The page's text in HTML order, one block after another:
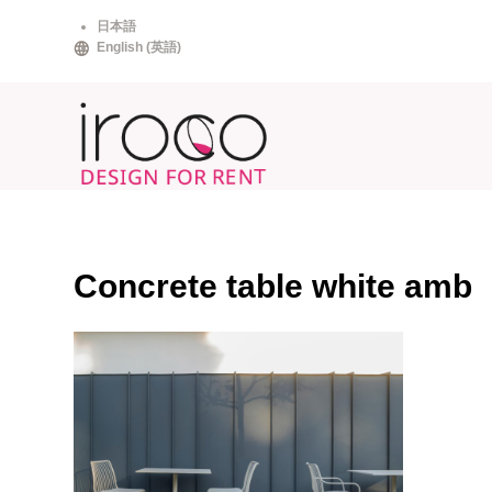
日本語
English (英語)
Concrete table white amb